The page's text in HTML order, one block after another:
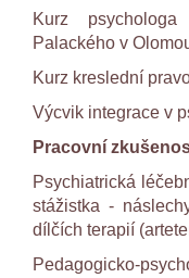
Kurz
Palackého v
Kurz kreslední
Výcvik integrace v
Pracovní
Psychiatrická
stážistka -
dílčích terapií
Pedagogicko-